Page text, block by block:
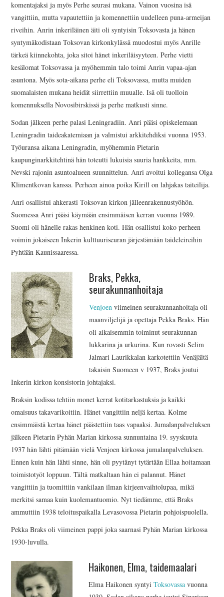
komentajaksi ja myös Perhe seurasi mukana. Vainon vuosina isä
vangittiin, mutta vapautettiin ja komennettiin uudelleen puna-armeijan
riveihin. Anrin inkeriläinen äiti oli syntyisin Toksovasta ja hänen
syntymäkodistaan Toksovan kirkonkylässä muodostui myös Anrille
tärkeä kiinnekohta, joka sitoi hänet inkeriläisyyteen. Perhe vietti
kesälomat Toksovassa ja myöhemmin talo toimi Anrin vapaa-ajan
asuntona. Myös sota-aikana perhe eli Toksovassa, mutta muiden
suomalaisten mukana heidät siirrettiin muualle. Isä oli tuolloin
komennuksella Novosibirskissä ja perhe matkusti sinne.
Sodan jälkeen perhe palasi Leningradiin. Anri pääsi opiskelemaan
Leningradin taideakatemiaan ja valmistui arkkitehdiksi vuonna 1953.
Työuransa aikana Leningradin, myöhemmin Pietarin
kaupunginarkkitehtinä hän toteutti lukuisia suuria hankkeita, mm.
Nevski rajonin asuntoalueen suunnittelun. Anri avoitui kollegansa Olga
Klimentkovan kanssa. Perheen ainoa poika Kirill on lahjakas taiteilija.
Anri osallistui ahkerasti Toksovan kirkon jälleenrakennustyöhön.
Suomessa Anri pääsi käymään ensimmäisen kerran vuonna 1989.
Suomi oli hänelle rakas henkinen koti. Hän osallistui koko perheen
voimin jokaiseen Inkerin kulttuuriseuran järjestämään taideleireihin
Pyhtään Kaunissaaressa.
Braks, Pekka,
seurakunnanhoitaja
Venjoen viimeinen seurakunnanhoitaja oli
maanviljelijä ja opettaja Pekka Braks. Hän
oli aikaisemmin toiminut seurakunnan
lukkarina ja urkurina. Kun rovasti Selim
Jalmari Laurikkalan karkotettiin Venäjältä
takaisin Suomeen v 1937, Braks joutui
Inkerin kirkon konsistorin johtajaksi.
Braksin kodissa tehtiin monet kerrat kotitarkastuksia ja kaikki
omaisuus takavarikoitiin. Hänet vangittiin neljä kertaa. Kolme
ensimmäistä kertaa hänet päästettiin taas vapaaksi. Jumalanpalveluksen
jälkeen Pietarin Pyhän Marian kirkossa sunnuntaina 19. syyskuuta
1937 hän lähti pitämään vielä Venjoen kirkossa jumalanpalveluksen.
Ennen kuin hän lähti sinne, hän oli pyytänyt tytärtään Ellaa hoitamaan
toimistotyöt loppuun. Tältä matkaltaan hän ei palannut. Hänet
vangittiin ja tuomittiin vankilaan ilman kirjeenvaihtolupaa, mikä
merkitsi samaa kuin kuolemantuomio. Nyt tiedämme, että Braks
ammuttiin 1938 teloituspaikalla Levasovossa Pietarin pohjoispuolella.
Pekka Braks oli viimeinen pappi joka saarnasi Pyhän Marian kirkossa
1930-luvulla.
Haikonen, Elma, taidemaalari
Elma Haikonen syntyi Toksovassavuonna